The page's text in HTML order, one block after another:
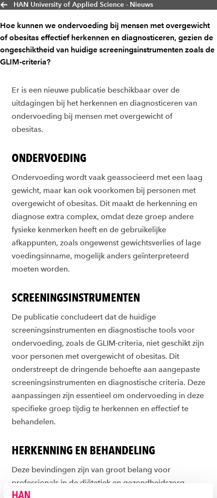
HAN University of Applied Science - Nieuws
Hoe kunnen we ondervoeding bij mensen met overgewicht
of obesitas effectief herkennen en diagnosticeren, gezien de
ongeschiktheid van huidige screeningsinstrumenten zoals de
GLIM-criteria?
Er is een nieuwe publicatie beschikbaar over de
uitdagingen bij het herkennen en diagnosticeren van
ondervoeding bij mensen met overgewicht of
obesitas.
ONDERVOEDING
Ondervoeding wordt vaak geassocieerd met een laag
gewicht, maar kan ook voorkomen bij personen met
overgewicht of obesitas. Dit maakt de herkenning en
diagnose extra complex, omdat deze groep andere
fysieke kenmerken heeft en de gebruikelijke
afkappunten, zoals ongewenst gewichtsverlies of lage
voedingsinname, mogelijk anders geïnterpreteerd
moeten worden.
SCREENINGSINSTRUMENTEN
De publicatie concludeert dat de huidige
screeningsinstrumenten en diagnostische tools voor
ondervoeding, zoals de GLIM-criteria, niet geschikt zijn
voor personen met overgewicht of obesitas. Dit
onderstreept de dringende behoefte aan aangepaste
screeningsinstrumenten en diagnostische criteria. Deze
aanpassingen zijn essentieel om ondervoeding in deze
specifieke groep tijdig te herkennen en effectief te
behandelen.
HERKENNING EN BEHANDELING
Deze bevindingen zijn van groot belang voor
professionals in de diëtetiek en gezondheidszorg,
omdat ze wijzen op een gebrek in de huidige praktijk